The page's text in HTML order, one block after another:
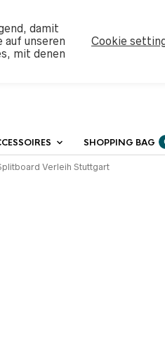
SHOPPING BAG
Verleih Stuttgart
damit
auf unseren
mit denen
Cookie